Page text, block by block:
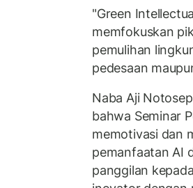
"Green
memfokuskan
pemulihan
pedesaan
Naba Aji
bahwa Seminar
memotivasi dan
pemanfaatan AI
panggilan